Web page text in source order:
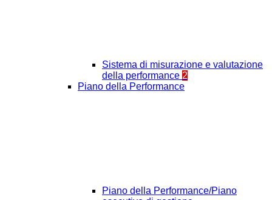
Sistema di misurazione e valutazione
della performance 2
Piano della Performance
Piano della Performance/Piano